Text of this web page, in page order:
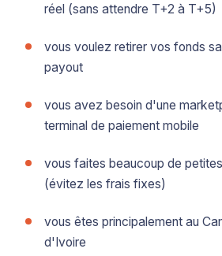
réel (sans attendre T+2 à T+5)
vous voulez retirer vos fonds
payout
vous avez besoin d'une
terminal de paiement mobile
vous faites beaucoup de
(évitez les frais fixes)
vous êtes principalement au
d'Ivoire